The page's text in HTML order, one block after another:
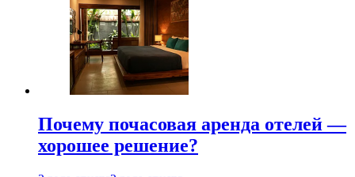
Почему почасовая аренда отелей —
хорошее решение?